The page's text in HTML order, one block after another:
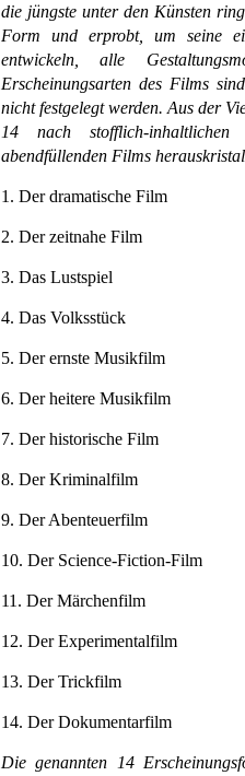
die jüngste unter den Künsten
Form und erprobt, um seine
entwickeln, alle
Erscheinungsarten des Films
nicht festgelegt werden. Aus der
14 nach stofflich-inhaltlichen
abendfüllenden Films
1. Der dramatische Film
2. Der zeitnahe Film
3. Das Lustspiel
4. Das Volksstück
5. Der ernste Musikfilm
6. Der heitere Musikfilm
7. Der historische Film
8. Der Kriminalfilm
9. Der Abenteuerfilm
10. Der Science-Fiction-Film
11. Der Märchenfilm
12. Der Experimentalfilm
13. Der Trickfilm
14. Der Dokumentarfilm
Die genannten 14